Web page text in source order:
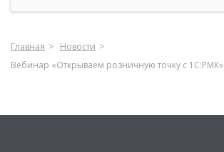
Главная
Новости
Вебинар «Открываем розничную точку с 1С:РМК»